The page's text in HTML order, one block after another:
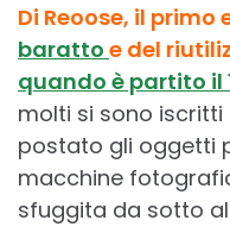
Di Reoose, il
baratto e del
quando è partito il
molti si sono
postato gli oggetti
macchine
sfuggita da sotto